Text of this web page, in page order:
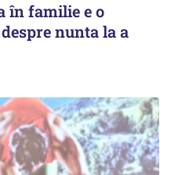
în familie e o
nunta la a